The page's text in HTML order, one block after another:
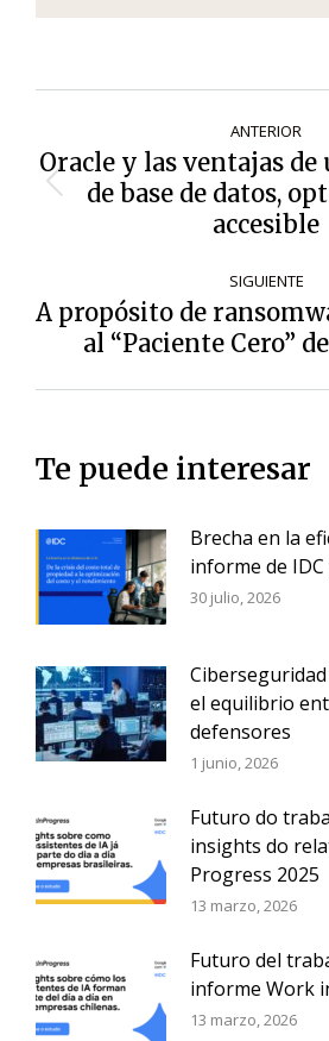
de
entradas
ANTERIOR
anterior:
Oracle y las ventajas
de base de datos,
accesible
SIGUIENTE
A propósito de
al “Paciente Cero”
Te puede interesar
Brecha en la
informe de
30 julio, 2026
el equilibrio
defensores
1 junio, 2026
Futuro do
insights do
Progress 2025
13 marzo, 2026
Futuro del
informe Work
13 marzo, 2026